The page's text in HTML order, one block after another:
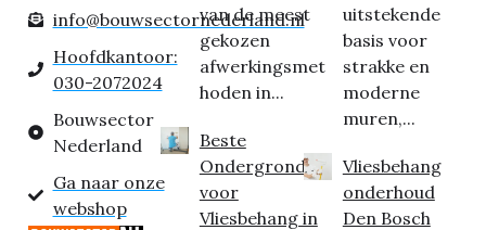
info@bouwsectornederland.nl
Hoofdkantoor:
030-2072024
Bouwsector
Nederland
Ga naar onze
webshop
van de meest
gekozen
afwerkingsmet
hoden in...
Beste
Ondergrond
voor
Vliesbehang in
uitstekende
basis voor
strakke en
moderne
muren,...
Vliesbehang
onderhoud
Den Bosch